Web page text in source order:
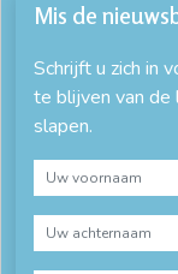
Mis de
Schrijft u zich in
te blijven van
slapen.